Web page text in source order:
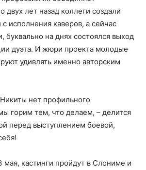
двух лет назад коллеги создали
исполнения каверов, а сейчас
буквально на днях состоялся выход
дуэта. И жюри проекта молодые
удивлять именно авторским
нет профильного
горим тем, что делаем, – делится
перед выступлением боевой,
мая, кастинги пройдут в Слониме и